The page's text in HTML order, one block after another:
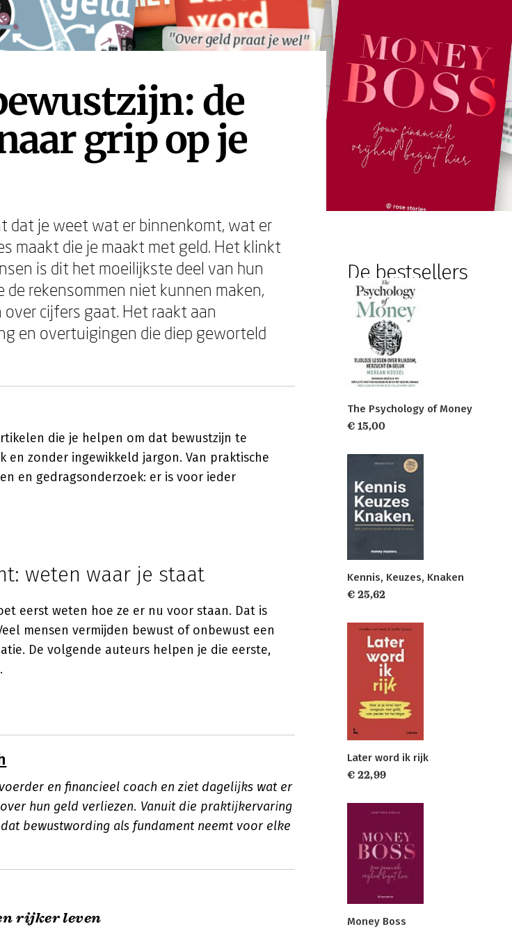
"Over geld praat je wel"
"Over geld praat je wel"
de
grip op je
dat je weet wat er binnenkomt, wat er
maakt die je maakt met geld. Het klinkt
is dit het moeilijkste deel van hun
rekensommen niet kunnen maken,
cijfers gaat. Het raakt aan
en overtuigingen die diep geworteld
die je helpen om dat bewustzijn te
zonder ingewikkeld jargon. Van praktische
en gedragsonderzoek: er is voor ieder
weten waar je staat
eerst weten hoe ze er nu voor staan. Dat is
mensen vermijden bewust of onbewust een
De volgende auteurs helpen je die eerste,
en financieel coach en ziet dagelijks wat er
hun geld verliezen. Vanuit die praktijkervaring
bewustwording als fundament neemt voor elke
rijker leven
De bestsellers
The Psychology of Money
€ 15,00
Kennis, Keuzes, Knaken
€ 25,62
Later word ik rijk
€ 22,99
Money Boss